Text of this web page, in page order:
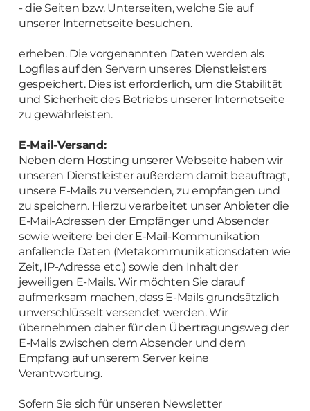
- die Seiten bzw. Unterseiten, welche Sie auf
unserer Internetseite besuchen.
erheben. Die vorgenannten Daten werden als
Logfiles auf den Servern unseres Dienstleisters
gespeichert. Dies ist erforderlich, um die Stabilität
und Sicherheit des Betriebs unserer Internetseite
zu gewährleisten.
E-Mail-Versand:
Neben dem Hosting unserer Webseite haben wir
unseren Dienstleister außerdem damit beauftragt,
unsere E-Mails zu versenden, zu empfangen und
zu speichern. Hierzu verarbeitet unser Anbieter die
E-Mail-Adressen der Empfänger und Absender
sowie weitere bei der E-Mail-Kommunikation
anfallende Daten (Metakommunikationsdaten wie
Zeit, IP-Adresse etc.) sowie den Inhalt der
jeweiligen E-Mails. Wir möchten Sie darauf
aufmerksam machen, dass E-Mails grundsätzlich
unverschlüsselt versendet werden. Wir
übernehmen daher für den Übertragungsweg der
E-Mails zwischen dem Absender und dem
Empfang auf unserem Server keine
Verantwortung.
Sofern Sie sich für unseren Newsletter